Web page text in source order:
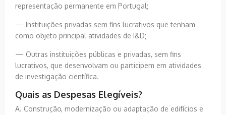
representação permanente em Portugal;
— Instituições privadas sem fins lucrativos que tenham
como objeto principal atividades de I&D;
— Outras instituições públicas e privadas, sem fins
lucrativos, que desenvolvam ou participem em atividades
de investigação científica.
Quais as Despesas Elegíveis?
A. Construção, modernização ou adaptação de edifícios e